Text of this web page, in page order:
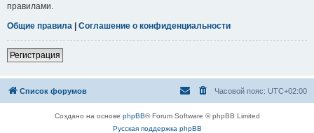
правилами.
Общие правила | Соглашение о конфиденциальности
Регистрация
Список форумов Часовой пояс: UTC+02:00
Создано на основе phpBB® Forum Software © phpBB Limited
Русская поддержка phpBB